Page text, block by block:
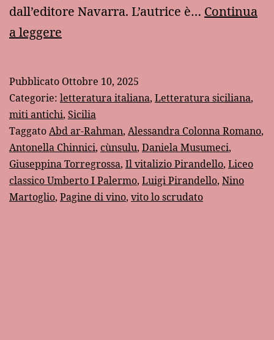
dall’editore Navarra. L’autrice è… Continua
a leggere
vino”
di
Antonella
Chinnici
Pubblicato Ottobre 10, 2025
Categorie: letteratura italiana, Letteratura siciliana,
miti antichi, Sicilia
TaggatoAbd ar-Rahman, Alessandra Colonna Romano,
Antonella Chinnici, cùnsulu, Daniela Musumeci,
Giuseppina Torregrossa, Il vitalizio Pirandello, Liceo
classico Umberto I Palermo, Luigi Pirandello, Nino
Martoglio, Pagine di vino, vito lo scrudato